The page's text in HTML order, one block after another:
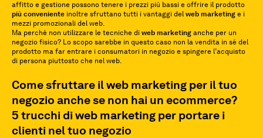
affitto e gestione possono tenere i prezzi più bassi e offrire il prodotto
più conveniente inoltre sfruttano tutti i vantaggi del web marketing e i
mezzi promozionali del web.
Ma perché non utilizzare le tecniche di web marketing anche per un
negozio fisico? Lo scopo sarebbe in questo caso non la vendita in sé del
prodotto ma far entrare i consumatori in negozio e spingere l’acquisto
di persona piuttosto che nel web.
Come sfruttare il web marketing per il tuo
negozio anche se non hai un ecommerce?
5 trucchi di web marketing per portare i
clienti nel tuo negozio